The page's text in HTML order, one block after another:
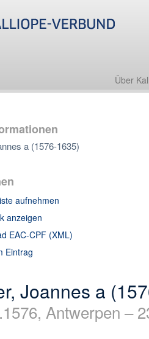
Über
a (1576-1635)
aufnehmen
anzeigen
EAC-CPF (XML)
Eintrag
Joannes a
Antwerpen –